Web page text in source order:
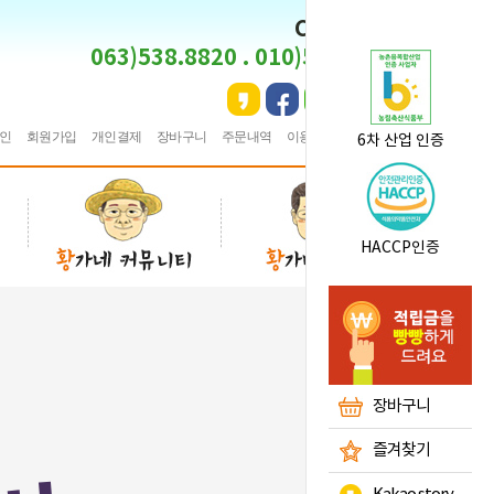
CS CENTER
063)538.8820 . 010)5495.8820
회원가입 개인결제 장바구니 주문내역 이용안내 ★즐겨찾기
6차 산업 인증
HACCP인증
장바구니
즐겨찾기